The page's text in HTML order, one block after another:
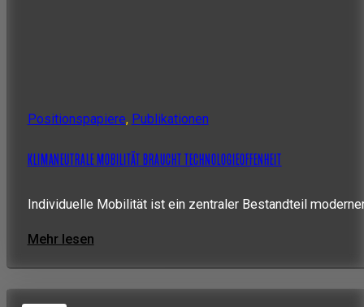
Positionspapiere, Publikationen
KLIMANEUTRALE MOBILITÄT BRAUCHT TECHNOLOGIEOFFENHEIT
Individuelle Mobilität ist ein zentraler Bestandteil
Mehr lesen